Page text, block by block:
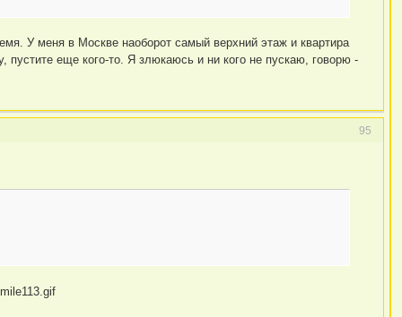
У меня в Москве наоборот самый верхний этаж и квартира
пустите еще кого-то. Я злюкаюсь и ни кого не пускаю, говорю -
95